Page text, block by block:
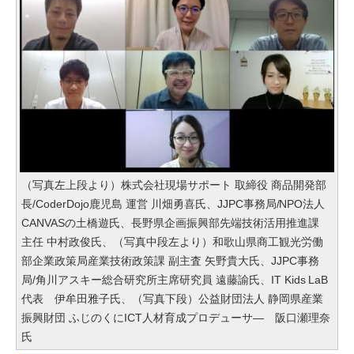
（写真左上段より）株式会社現場サポート 取締役 商品開発部
長/CoderDojo鹿児島 運営 川畑勇喜氏、JJPC事務局/NPO法人
CANVASの土橋遊氏、長野県企画振興部先端技術活用推進課
主任 中村政俊氏、（写真中段左より）和歌山県商工観光労働
部企業政策局産業技術政策課 副主査 矢野貴大氏、JJPC事務
局/角川アスキー総合研究所主席研究員 遠藤諭氏、IT Kids LaB
代表 伊牟田雅子氏、（写真下段）公益財団法人 静岡県産業
振興財団 ふじのくにICT人材育成プロデューサ― 阪口瀬理奈
氏